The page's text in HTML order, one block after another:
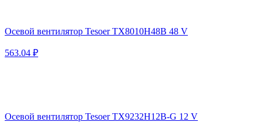
Осевой вентилятор Tesoer TX8010H48B 48 V
563.04 ₽
Осевой вентилятор Tesoer TX9232H12B-G 12 V